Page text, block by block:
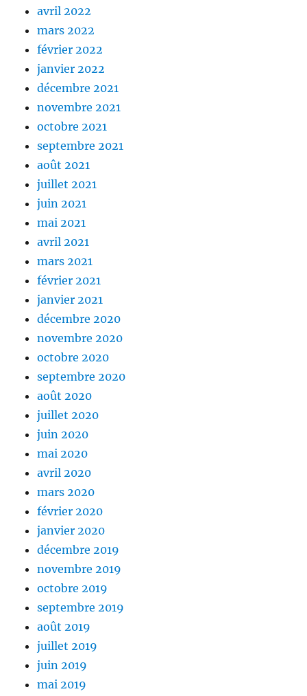
avril 2022
mars 2022
février 2022
janvier 2022
décembre 2021
novembre 2021
octobre 2021
septembre 2021
août 2021
juillet 2021
juin 2021
mai 2021
avril 2021
mars 2021
février 2021
janvier 2021
décembre 2020
novembre 2020
octobre 2020
septembre 2020
août 2020
juillet 2020
juin 2020
mai 2020
avril 2020
mars 2020
février 2020
janvier 2020
décembre 2019
novembre 2019
octobre 2019
septembre 2019
août 2019
juillet 2019
juin 2019
mai 2019